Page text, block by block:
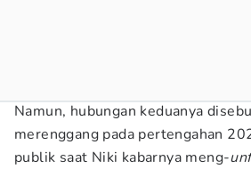
Namun, hubungan keduanya
merenggang pada pertengahan
publik saat Niki kabarnya meng-